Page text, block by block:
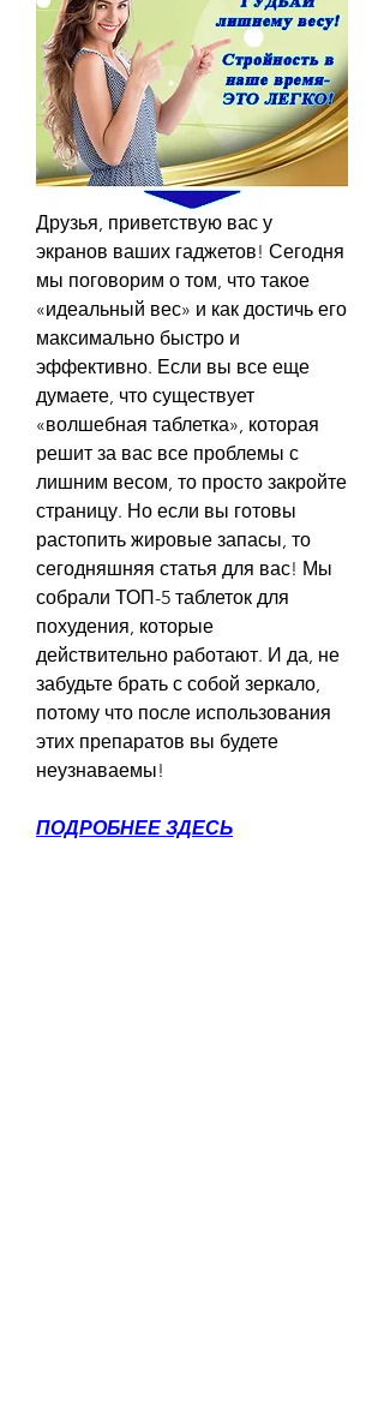
Друзья, приветствую вас у
экранов ваших гаджетов! Сегодня
мы поговорим о том, что такое
«идеальный вес» и как достичь его
максимально быстро и
эффективно. Если вы все еще
думаете, что существует
«волшебная таблетка», которая
решит за вас все проблемы с
лишним весом, то просто закройте
страницу. Но если вы готовы
растопить жировые запасы, то
сегодняшняя статья для вас! Мы
собрали ТОП-5 таблеток для
похудения, которые
действительно работают. И да, не
забудьте брать с собой зеркало,
потому что после использования
этих препаратов вы будете
неузнаваемы!
ПОДРОБНЕЕ ЗДЕСЬ